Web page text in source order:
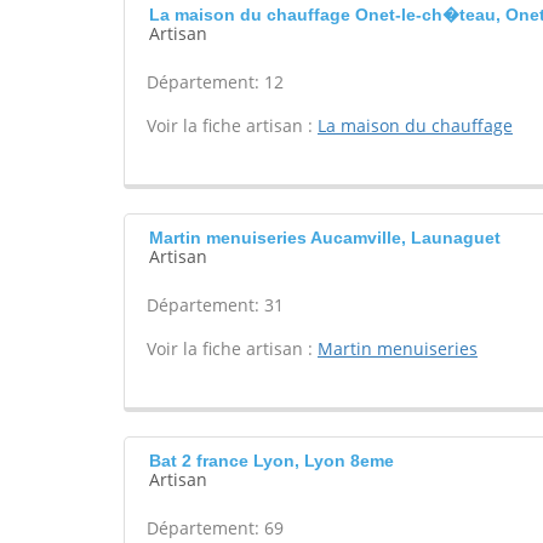
La maison du chauffage Onet-le-ch�teau,
Artisan
Département: 12
Voir la fiche artisan : La maison du chauffage
Martin menuiseries Aucamville, Launaguet
Artisan
Département: 31
Voir la fiche artisan : Martin menuiseries
Bat 2 france Lyon, Lyon 8eme
Artisan
Département: 69